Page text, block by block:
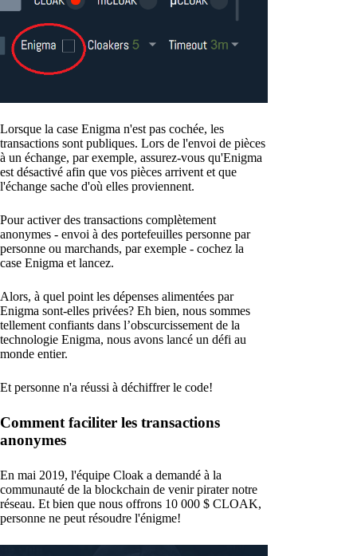
Lorsque la case Enigma n'est pas cochée, les
transactions sont publiques. Lors de l'envoi de pièces
à un échange, par exemple, assurez-vous qu'Enigma
est désactivé afin que vos pièces arrivent et que
l'échange sache d'où elles proviennent.
Pour activer des transactions complètement
anonymes - envoi à des portefeuilles personne par
personne ou marchands, par exemple - cochez la
case Enigma et lancez.
Alors, à quel point les dépenses alimentées par
Enigma sont-elles privées? Eh bien, nous sommes
tellement confiants dans l’obscurcissement de la
technologie Enigma, nous avons lancé un défi au
monde entier.
Et personne n'a réussi à déchiffrer le code!
Comment faciliter les transactions
anonymes
En mai 2019, l'équipe Cloak a demandé à la
communauté de la blockchain de venir pirater notre
réseau. Et bien que nous offrons 10 000 $ CLOAK,
personne ne peut résoudre l'énigme!